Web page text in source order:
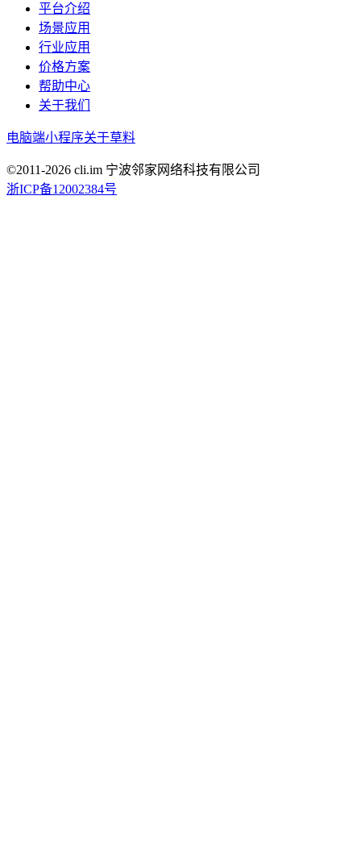
平台介绍
场景应用
行业应用
价格方案
帮助中心
关于我们
电脑端小程序关于草料
©2011-2026 cli.im 宁波邻家网络科技有限公司
浙ICP备12002384号